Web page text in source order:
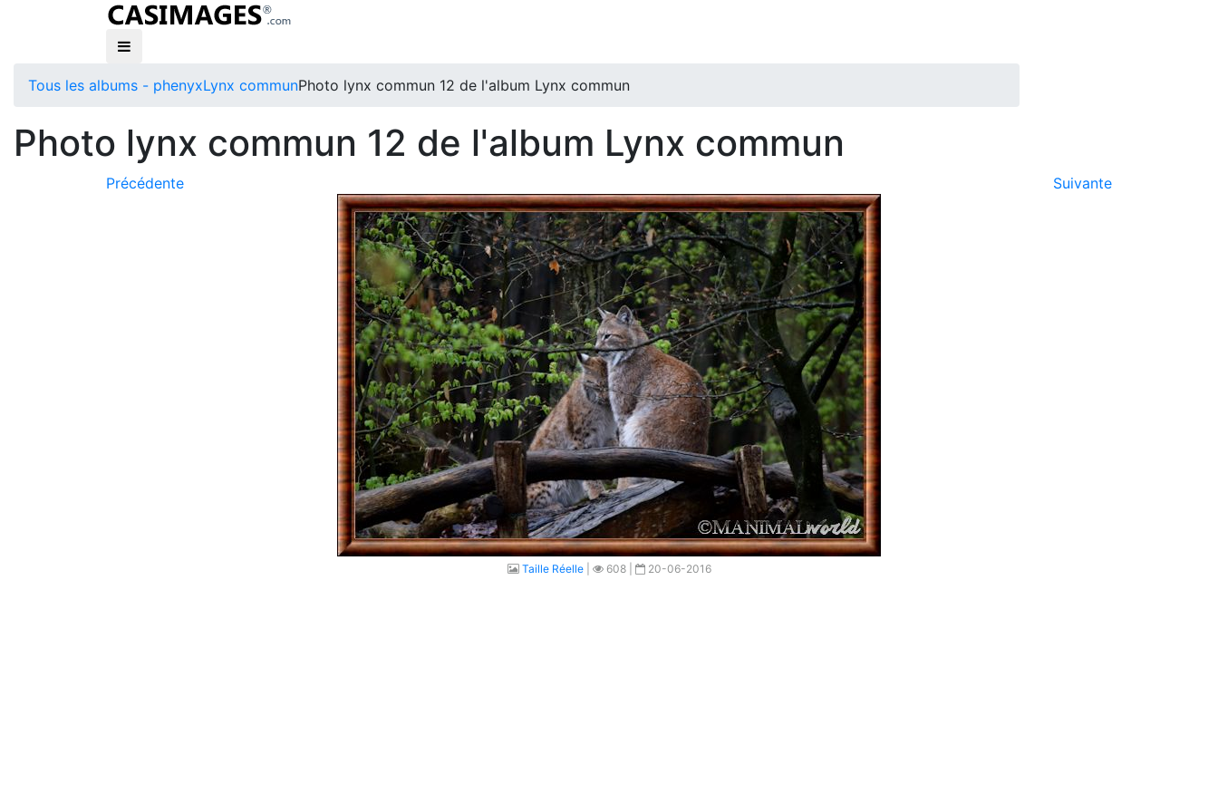
Tous les albums - phenyxLynx communPhoto lynx commun 12 de l'album Lynx commun
Photo lynx commun 12 de l'album Lynx commun
Précédente Suivante
Taille Réelle| 608 | 20-06-2016